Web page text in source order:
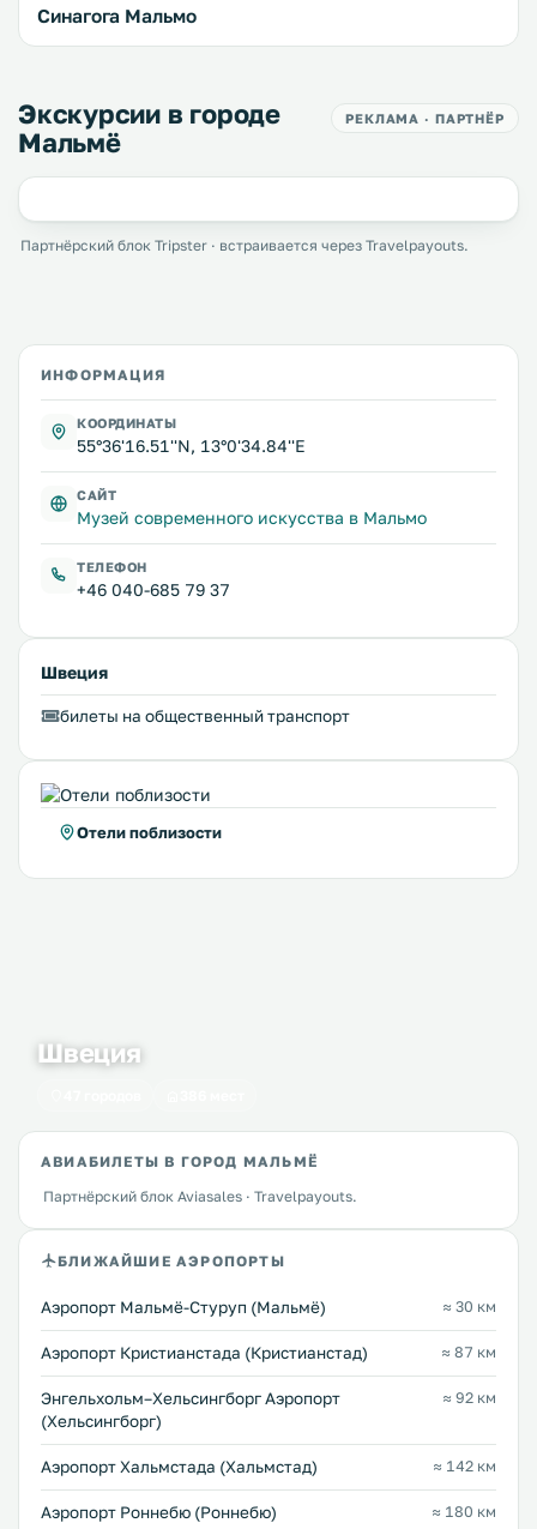
Синагога Мальмо
Экскурсии в городе
Мальмё
РЕКЛАМА · ПАРТНЁР
Партнёрский блок Tripster · встраивается через Travelpayouts.
ИНФОРМАЦИЯ
КООРДИНАТЫ
55°36'16.51''N, 13°0'34.84''E
САЙТ
Музей современного искусства в Мальмо
ТЕЛЕФОН
+46 040-685 79 37
Швеция
билеты на общественный транспорт
Отели поблизости
Швеция
АВИАБИЛЕТЫ В ГОРОД МАЛЬМЁ
Партнёрский блок Aviasales · Travelpayouts.
БЛИЖАЙШИЕ АЭРОПОРТЫ
Аэропорт Мальмё-Стуруп (Мальмё) ≈ 30 км
Аэропорт Кристианстада (Кристианстад) ≈ 87 км
Энгельхольм–Хельсингборг Аэропорт
(Хельсингборг)
≈ 92 км
Аэропорт Хальмстада (Хальмстад) ≈ 142 км
Аэропорт Роннебю (Роннебю) ≈ 180 км